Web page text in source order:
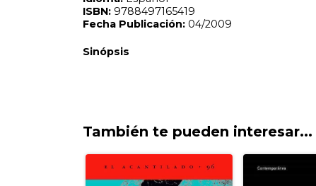
También te pueden interesar...